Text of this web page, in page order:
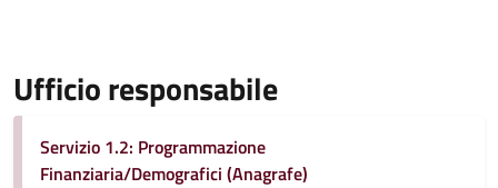
Ufficio responsabile
Servizio 1.2: Programmazione
Finanziaria/Demografici (Anagrafe)